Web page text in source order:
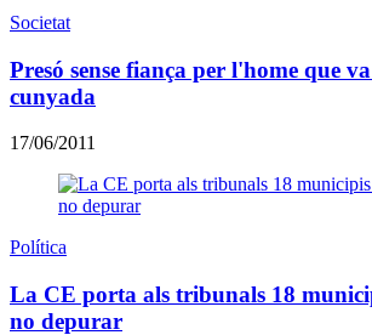
Societat
Presó sense fiança per l'home que
cunyada
17/06/2011
Política
La CE porta als tribunals 18
no depurar